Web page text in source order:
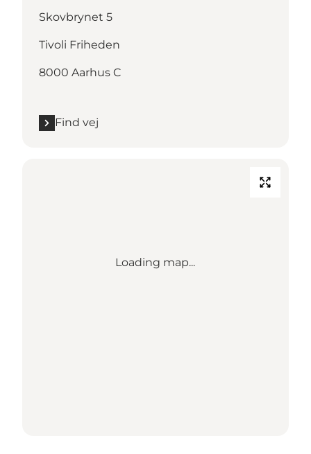
Skovbrynet 5
Tivoli Friheden
8000 Aarhus C
Find vej
Loading map...